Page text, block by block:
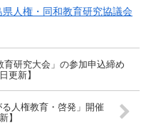
県人権・同和教育研究協議会
育研究大会」の参加申込締め
更新】
人権教育・啓発」開催
】